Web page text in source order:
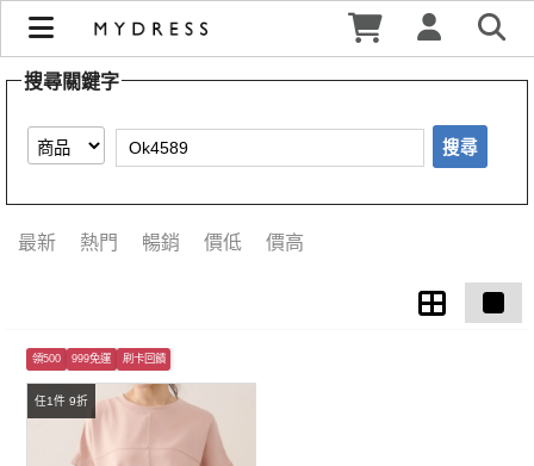
【Ok4589】搜尋結果 | MYDRESS 時裳韓風
搜尋關鍵字
搜尋
最新 熱門 暢銷 價低 價高
任1件 9折
領500 999免運 刷卡回饋